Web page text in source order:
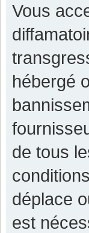
Vous
hébergé
de tous
déplace
est